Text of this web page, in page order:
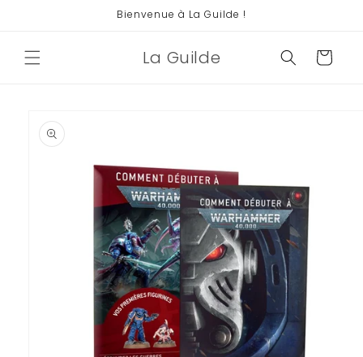
contenu
Bienvenue à La Guilde !
La Guilde Panier
informations
produits